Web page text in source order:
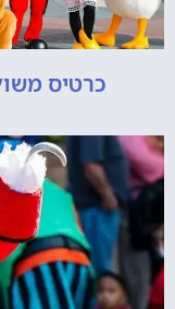
כרטיס